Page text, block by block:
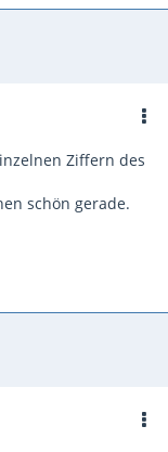
Ziffern des
schön gerade.